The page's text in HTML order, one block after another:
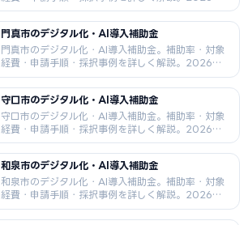
最新版。
門真市のデジタル化・AI導入補助金
門真市のデジタル化・AI導入補助金。補助率・対象
経費・申請手順・採択事例を詳しく解説。2026年
最新版。
守口市のデジタル化・AI導入補助金
守口市のデジタル化・AI導入補助金。補助率・対象
経費・申請手順・採択事例を詳しく解説。2026年
最新版。
和泉市のデジタル化・AI導入補助金
和泉市のデジタル化・AI導入補助金。補助率・対象
経費・申請手順・採択事例を詳しく解説。2026年
最新版。